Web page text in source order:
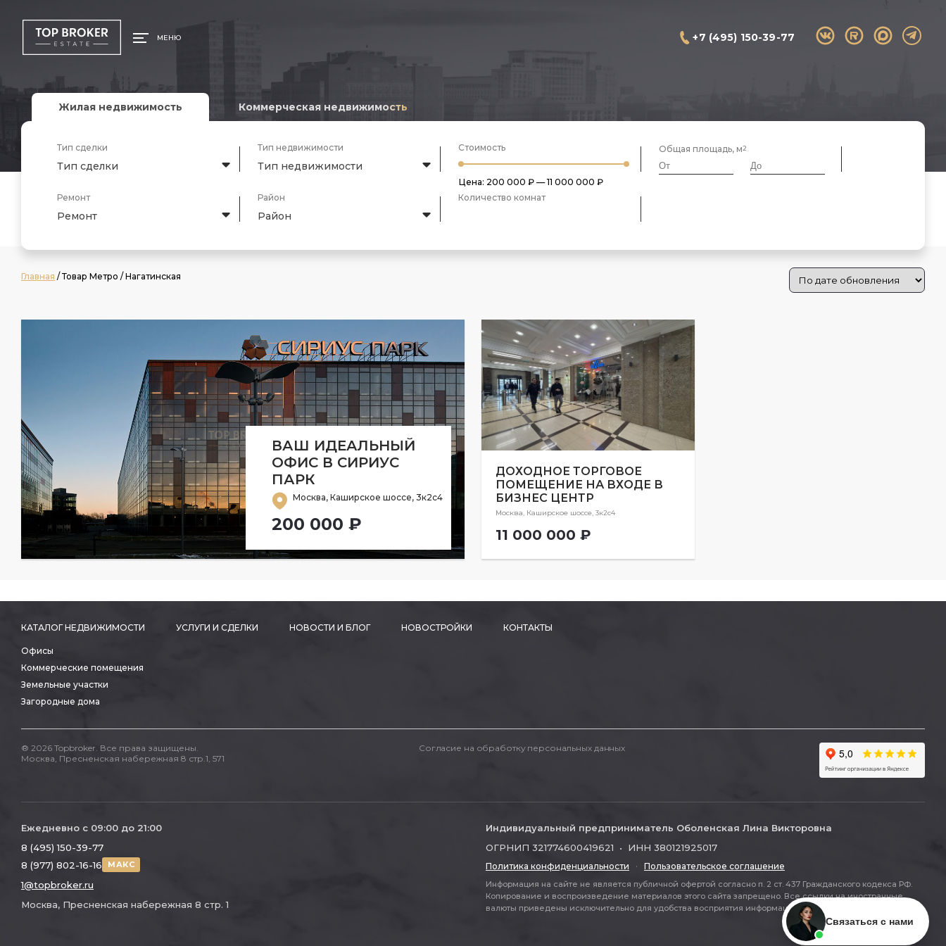
МЕНЮ +7 (495) 150-39-77
Жилая недвижимость Коммерческая недвижимость
Тип сделки
Тип сделки
Тип недвижимости
Тип недвижимости
Стоимость
Цена: 200 000 ₽ —11 000 000 ₽
Общая площадь, м
Ремонт
Ремонт
Район
Район
Количество комнат
Главная / Товар Метро / Нагатинская
ВАШ ИДЕАЛЬНЫЙ
ОФИС В СИРИУС
ПАРК
Москва, Каширское шоссе, 3к2с4
200 000 ₽
ДОХОДНОЕ ТОРГОВОЕ
ПОМЕЩЕНИЕ НА ВХОДЕ В
БИЗНЕС ЦЕНТР
Москва, Каширское шоссе, 3к2с4
11 000 000 ₽
КАТАЛОГ НЕДВИЖИМОСТИ
Офисы
Коммерческие помещения
Земельные участки
Загородные дома
УСЛУГИ И СДЕЛКИ НОВОСТИ И БЛОГ НОВОСТРОЙКИ КОНТАКТЫ
® 2026 Topbroker. Все права защищены.
Москва, Пресненская набережная 8 стр.1, 571
Согласие на обработку персональных данных
Ежедневно с 09:00 до 21:00
8 (495) 150-39-77
8 (977) 802-16-16
МАКС
1@topbroker.ru
Москва, Пресненская набережная 8 стр. 1
Индивидуальный предприниматель Оболенская Лина Викторовна
ОГРНИП 321774600419621 • ИНН 380121925017
Политика конфиденциальности · Пользовательское соглашение
Информация на сайте не является публичной офертой согласно п. 2 ст. 437 Гражданского кодекса РФ.
Копирование и воспроизведение материалов этого сайта запрещено. Все ссылки на иностранные
валюты приведены исключительно для удобства восприятия информации (п. 2 ст. 437 ГК РФ).
Связаться с нами